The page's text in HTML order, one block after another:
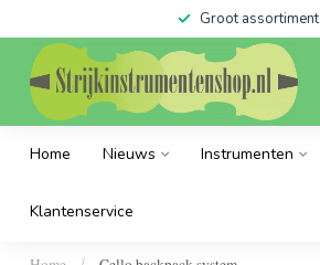
Groot assortiment
Home Nieuws Instrumenten
Klantenservice